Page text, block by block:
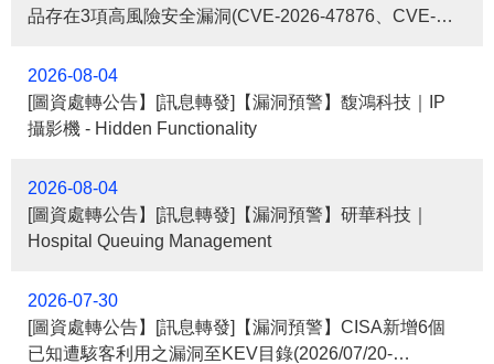
品存在3項高風險安全漏洞(CVE-2026-47876、CVE-
補
2026-08-04
[圖資處轉公告】[訊息轉發]【漏洞預警】馥鴻科技｜IP
攝影機 - Hidden Functionality
2026-08-04
[圖資處轉公告】[訊息轉發]【漏洞預警】研華科技｜
Hospital Queuing Management
2026-07-30
[圖資處轉公告】[訊息轉發]【漏洞預警】CISA新增6個
已知遭駭客利用之漏洞至KEV目錄(2026/07/20-